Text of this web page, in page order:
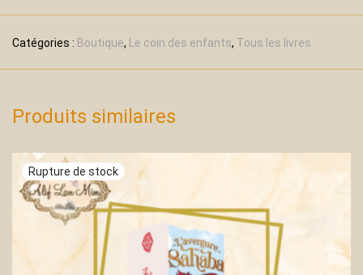
Catégories : Boutique, Le coin des enfants, Tous les livres
Produits similaires